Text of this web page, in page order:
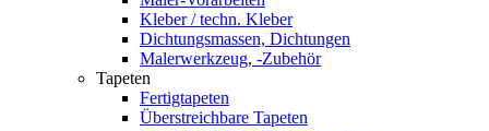
Kleber / techn. Kleber
Dichtungsmassen, Dichtungen
Malerwerkzeug, -Zubehör
Tapeten
Fertigtapeten
Überstreichbare Tapeten